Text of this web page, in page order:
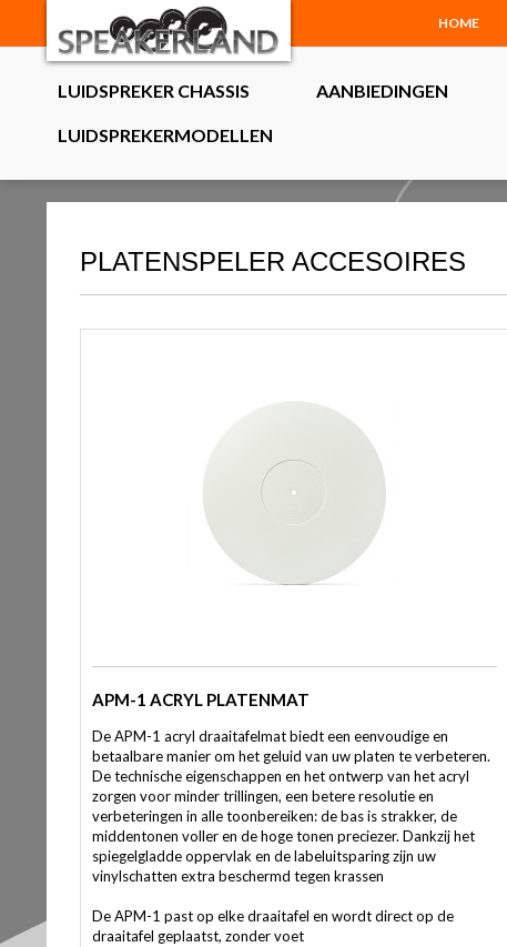
HOME
LUIDSPREKER CHASSIS AANBIEDINGEN
LUIDSPREKERMODELLEN
PLATENSPELER ACCESOIRES
APM-1 ACRYL PLATENMAT
De APM-1 acryl draaitafelmat biedt een eenvoudige en
betaalbare manier om het geluid van uw platen te verbeteren.
De technische eigenschappen en het ontwerp van het acryl
zorgen voor minder trillingen, een betere resolutie en
verbeteringen in alle toonbereiken: de bas is strakker, de
middentonen voller en de hoge tonen preciezer. Dankzij het
spiegelgladde oppervlak en de labeluitsparing zijn uw
vinylschatten extra beschermd tegen krassen
De APM-1 past op elke draaitafel en wordt direct op de
draaitafel geplaatst, zonder voet